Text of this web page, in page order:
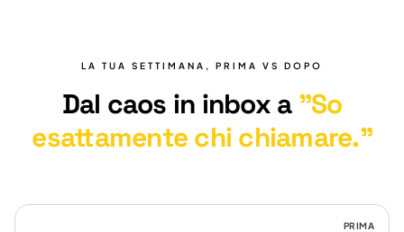
LA TUA SETTIMANA, PRIMA VS DOPO
Dal caos in inbox a "So
esattamente chi chiamare."
PRIMA